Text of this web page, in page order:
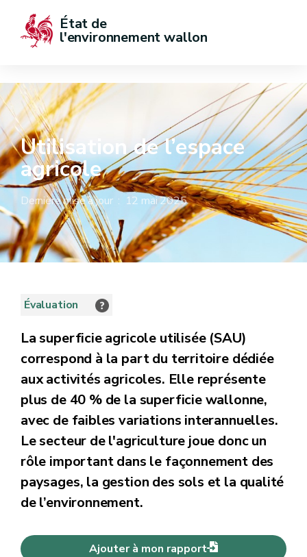
État de
l'environnement wallon
Utilisation de l’espace
agricole
Dernière mise à jour : 12 mai 2025
Évaluation
La superficie agricole utilisée (SAU)
correspond à la part du territoire dédiée
aux activités agricoles. Elle représente
plus de 40 % de la superficie wallonne,
avec de faibles variations interannuelles.
Le secteur de l'agriculture joue donc un
rôle important dans le façonnement des
paysages, la gestion des sols et la qualité
de l’environnement.
Ajouter à mon rapport